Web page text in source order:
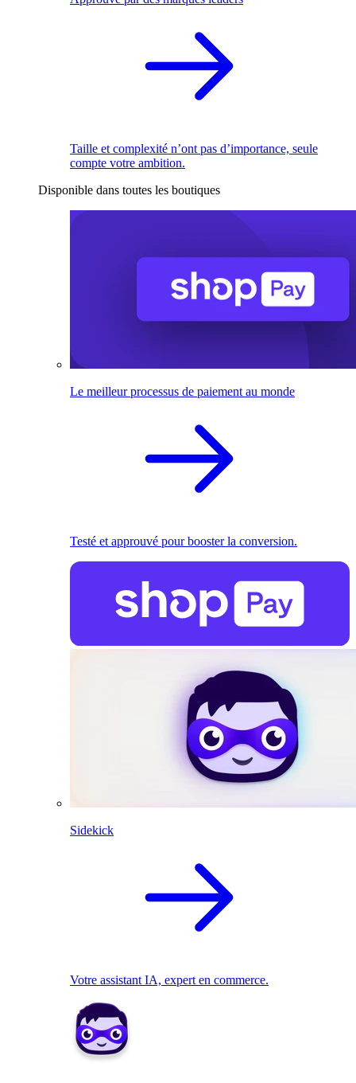
Taille et complexité n’ont pas d’importance, seule
compte votre ambition.
Disponible dans toutes les boutiques
Le meilleur processus de paiement au monde
Testé et approuvé pour booster la conversion.
Sidekick
Votre assistant IA, expert en commerce.